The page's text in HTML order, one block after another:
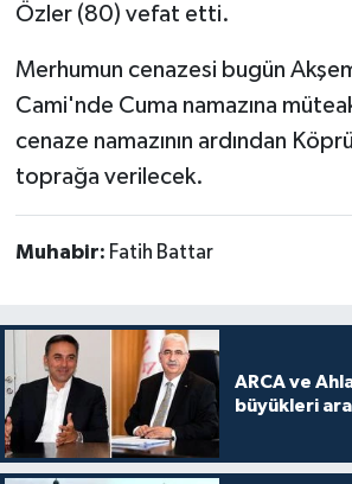
Özler (80) vefat etti.
Merhumun cenazesi bugün
Cami'nde Cuma namazına
cenaze namazının ardından
toprağa verilecek.
Muhabir: Fatih Battar
ARCA ve
büyükleri